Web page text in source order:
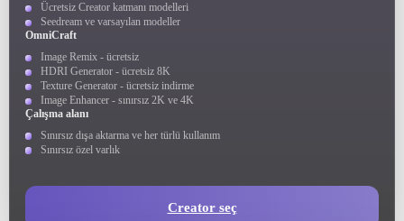
Ücretsiz Creator katmanı modelleri
Seedream ve varsayılan modeller
OmniCraft
Image Remix - ücretsiz
HDRI Generator - ücretsiz 8K
Texture Generator - ücretsiz indirme
Image Enhancer - sınırsız 2K ve 4K
Çalışma alanı
Sınırsız dışa aktarma ve her türlü kullanım
Sınırsız özel varlık
Creator seç